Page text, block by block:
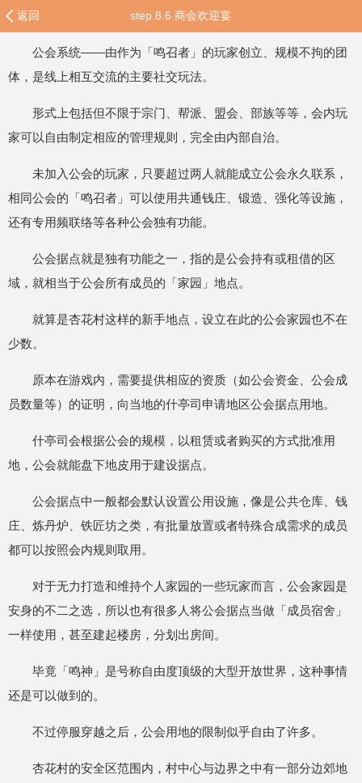
返回 step.8.6.商会欢迎宴
公会系统——由作为「鸣召者」的玩家创立、规模不拘的团
体，是线上相互交流的主要社交玩法。
形式上包括但不限于宗门、帮派、盟会、部族等等，会内玩
家可以自由制定相应的管理规则，完全由内部自治。
未加入公会的玩家，只要超过两人就能成立公会永久联系，
相同公会的「鸣召者」可以使用共通钱庄、锻造、强化等设施，
还有专用频联络等各种公会独有功能。
公会据点就是独有功能之一，指的是公会持有或租借的区
域，就相当于公会所有成员的「家园」地点。
就算是杏花村这样的新手地点，设立在此的公会家园也不在
少数。
原本在游戏内，需要提供相应的资质（如公会资金、公会成
员数量等）的证明，向当地的什亭司申请地区公会据点用地。
什亭司会根据公会的规模，以租赁或者购买的方式批准用
地，公会就能盘下地皮用于建设据点。
公会据点中一般都会默认设置公用设施，像是公共仓库、钱
庄、炼丹炉、铁匠坊之类，有批量放置或者特殊合成需求的成员
都可以按照会内规则取用。
对于无力打造和维持个人家园的一些玩家而言，公会家园是
安身的不二之选，所以也有很多人将公会据点当做「成员宿舍」
一样使用，甚至建起楼房，分划出房间。
毕竟「鸣神」是号称自由度顶级的大型开放世界，这种事情
还是可以做到的。
不过停服穿越之后，公会用地的限制似乎自由了许多。
杏花村的安全区范围内，村中心与边界之中有一部分边郊地